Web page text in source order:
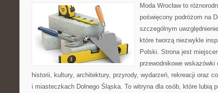
Moda Wrocław to
poświęcony podróżom na
szczególnym
które tworzą niezwykle
Polski. Strona jest
przewodnikowe
historii, kultury, architektury, przyrody, wydarzeń, rekreacji oraz
i miasteczkach Dolnego Śląska. To witryna dla osób, które lubią